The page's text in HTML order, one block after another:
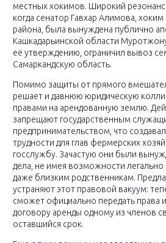
местных хокимов. Широкий резонанс
когда сенатор Гавхар Алимова, хоким
района, была вынуждена публично
Кашкадарьинской области
её утверждению, ограничил вывоз
Самаркандскую область.
Помимо защиты от прямого
решает и давнюю юридическую
правами на арендованную землю.
запрещают государственным
предпринимательством, что
трудности для глав фермерских
госслужбу. Зачастую они были
дела, не имея возможности легально
даже близким родственникам.
устраняют этот правовой вакуум:
сможет официально передать права
договору аренды одному из членов
оставшийся срок.